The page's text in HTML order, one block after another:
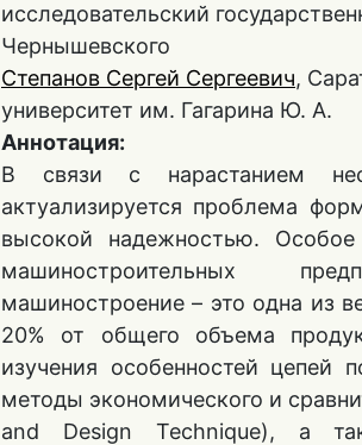
исследовательский
Чернышевского
Степанов Сергей Сергеевич,
университет им. Гагарина Ю. А.
Аннотация:
В связи с нарастанием
актуализируется проблема
высокой надежностью.
машиностроительных
машиностроение – это одна из
20% от общего объема
изучения особенностей цепей
методы экономического и
and Design Technique), а